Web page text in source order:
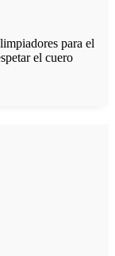
para el
el cuero